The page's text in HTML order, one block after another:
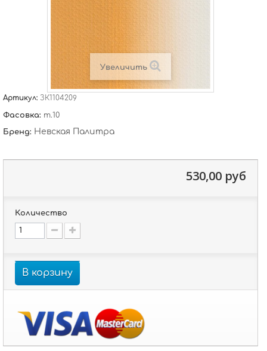
Увеличить
Артикул: ЗК1104209
Фасовка: т.10
Бренд: Невская Палитра
530,00 руб
Количество
В корзину